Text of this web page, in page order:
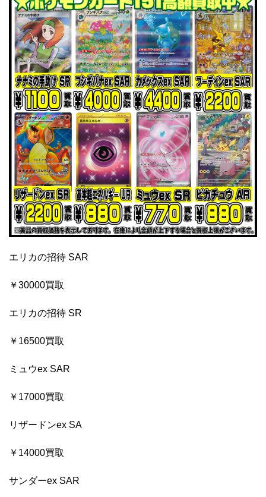
エリカの招待 SAR
￥30000買取
エリカの招待 SR
￥16500買取
ミュウex SAR
￥17000買取
リザードンex SA
￥14000買取
サンダーex SAR